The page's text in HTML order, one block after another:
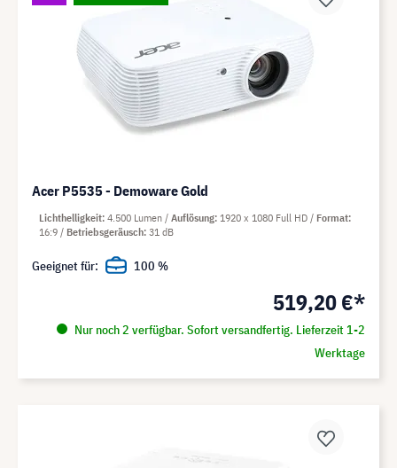
Acer P5535 - Demoware Gold
519,20 €*
Nur noch 2 verfügbar. Sofort versandfertig. Lieferzeit 1-2
Werktage
Lichthelligkeit 4.500 Lumen Auflösung 1920 x 1080 Full HD
Format
16:9
Betriebsgeräusch 31 dB
Geeignet für: 100 %